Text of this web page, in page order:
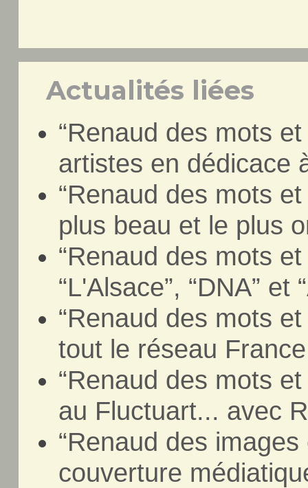
Actualités liées
“Renaud des mots
artistes en dédicace
“Renaud des mots
plus beau et le plus
“Renaud des mots
“L'Alsace”, “DNA” et
“Renaud des mots
tout le réseau
“Renaud des mots
au Fluctuart... avec
“Renaud des
couverture